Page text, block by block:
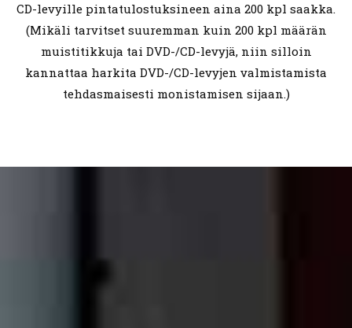
CD-levyille pintatulostuksineen aina 200 kpl saakka.
(Mikäli tarvitset suuremman kuin 200 kpl määrän
muistitikkuja tai DVD-/CD-levyjä, niin silloin
kannattaa harkita DVD-/CD-levyjen valmistamista
tehdasmaisesti monistamisen sijaan.)